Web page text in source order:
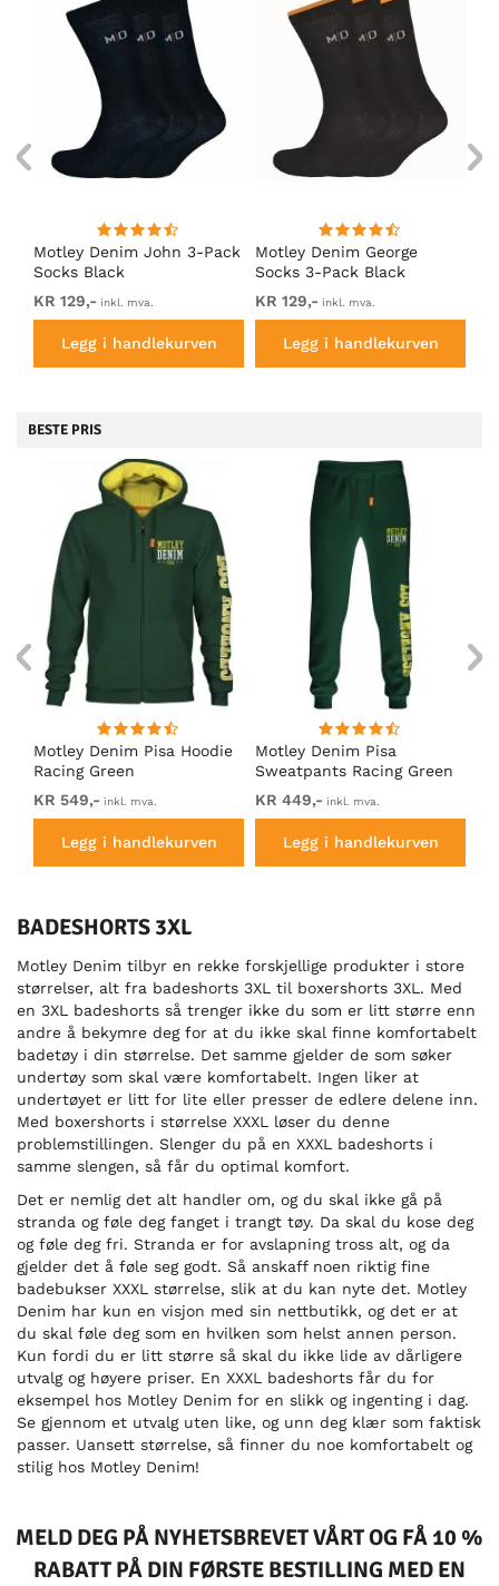
Motley Denim John 3-Pack
Socks Black
KR 129,- inkl. mva.
Legg i handlekurven
Motley Denim George
Socks 3-Pack Black
KR 129,- inkl. mva.
Legg i handlekurven
BESTE PRIS
Motley Denim Pisa Hoodie
Racing Green
KR 549,- inkl. mva.
Legg i handlekurven
Motley Denim Pisa
Sweatpants Racing Green
KR 449,- inkl. mva.
Legg i handlekurven
BADESHORTS 3XL
Motley Denim tilbyr en rekke forskjellige produkter i store
størrelser, alt fra badeshorts 3XL til boxershorts 3XL. Med
en 3XL badeshorts så trenger ikke du som er litt større enn
andre å bekymre deg for at du ikke skal finne komfortabelt
badetøy i din størrelse. Det samme gjelder de som søker
undertøy som skal være komfortabelt. Ingen liker at
undertøyet er litt for lite eller presser de edlere delene inn.
Med boxershorts i størrelse XXXL løser du denne
problemstillingen. Slenger du på en XXXL badeshorts i
samme slengen, så får du optimal komfort.
Det er nemlig det alt handler om, og du skal ikke gå på
stranda og føle deg fanget i trangt tøy. Da skal du kose deg
og føle deg fri. Stranda er for avslapning tross alt, og da
gjelder det å føle seg godt. Så anskaff noen riktig fine
badebukser XXXL størrelse, slik at du kan nyte det. Motley
Denim har kun en visjon med sin nettbutikk, og det er at
du skal føle deg som en hvilken som helst annen person.
Kun fordi du er litt større så skal du ikke lide av dårligere
utvalg og høyere priser. En XXXL badeshorts får du for
eksempel hos Motley Denim for en slikk og ingenting i dag.
Se gjennom et utvalg uten like, og unn deg klær som faktisk
passer. Uansett størrelse, så finner du noe komfortabelt og
stilig hos Motley Denim!
MELD DEG PÅ NYHETSBREVET VÅRT OG FÅ 10 %
RABATT PÅ DIN FØRSTE BESTILLING MED EN